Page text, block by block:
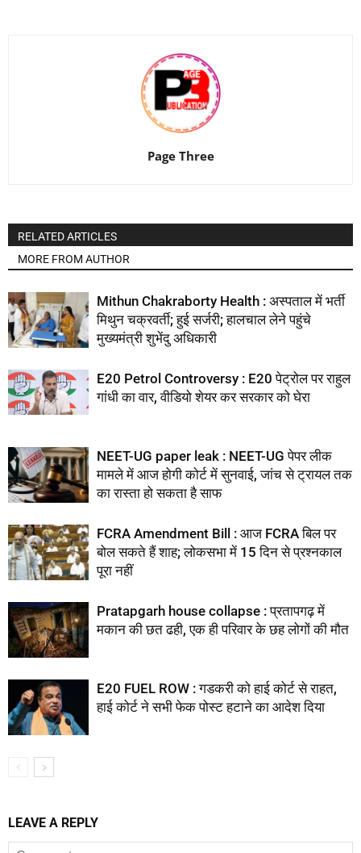
Page Three
RELATED ARTICLES
MORE FROM AUTHOR
Mithun Chakraborty Health : अस्पताल में भर्ती
मिथुन चक्रवर्ती; हुई सर्जरी; हालचाल लेने पहुंचे
मुख्यमंत्री शुभेंदु अधिकारी
E20 Petrol Controversy : E20 पेट्रोल पर राहुल
गांधी का वार, वीडियो शेयर कर सरकार को घेरा
NEET-UG paper leak : NEET-UG पेपर लीक
मामले में आज होगी कोर्ट में सुनवाई, जांच से ट्रायल तक
का रास्ता हो सकता है साफ
FCRA Amendment Bill : आज FCRA बिल पर
बोल सकते हैं शाह; लोकसभा में 15 दिन से प्रश्नकाल
पूरा नहीं
Pratapgarh house collapse : प्रतापगढ़ में
मकान की छत ढही, एक ही परिवार के छह लोगों की मौत
E20 FUEL ROW : गडकरी को हाई कोर्ट से राहत,
हाई कोर्ट ने सभी फेक पोस्ट हटाने का आदेश दिया
LEAVE A REPLY